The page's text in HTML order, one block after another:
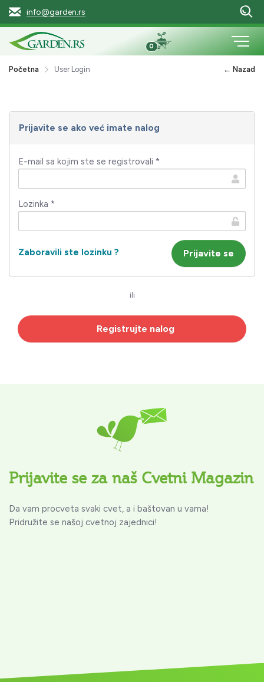
info@garden.rs
0
Početna User Login ← Nazad
Prijavite se ako već imate nalog
E-mail sa kojim ste se registrovali *
Lozinka *
Zaboravili ste lozinku ?
ili
Registrujte nalog
Prijavite se za naš Cvetni Magazin
Da vam procveta svaki cvet, a i baštovan u vama!
Pridružite se našoj cvetnoj zajednici!